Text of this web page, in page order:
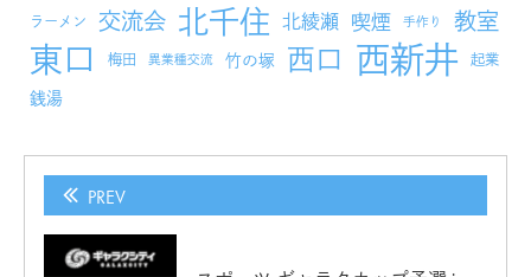
ラーメン 交流会 北千住 北綾瀬 喫煙 手作り 教室
東口 梅田 異業種交流 竹の塚 西口 西新井 起業
銭湯
PREV